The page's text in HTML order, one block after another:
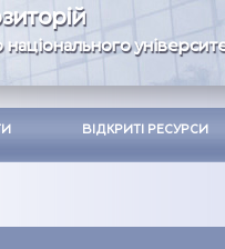
ВІДКРИТІ РЕСУРСИ